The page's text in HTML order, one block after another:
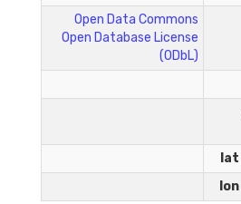
Open Data Commons
Open Database License
(ODbL)